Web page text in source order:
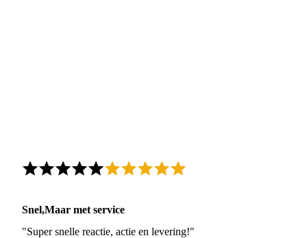
Snel,Maar met service
"Super snelle reactie, actie en levering!"